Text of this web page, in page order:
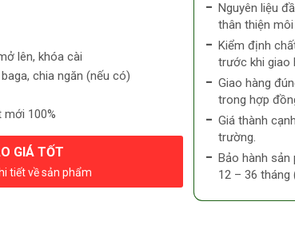
lên, khóa cài
chia ngăn (nếu có)
100%
GIÁ TỐT
tiết về sản phẩm
Nguyên liệu
thân thiện
Kiểm định
trước khi giao
Giao hàng
trong hợp
Giá thành
trường.
Bảo hành
12 – 36 tháng